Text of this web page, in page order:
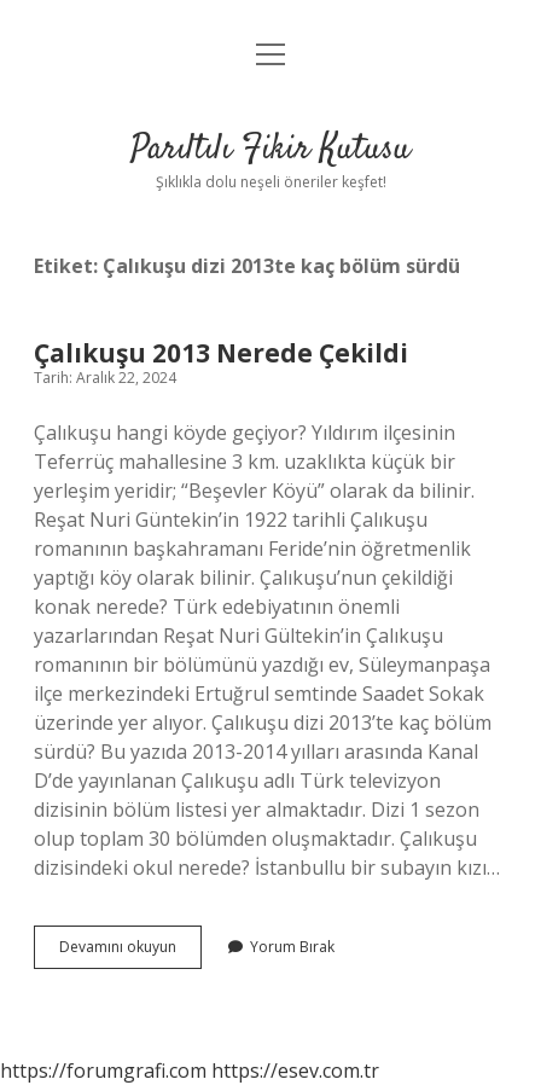
Anasayfa
Yasal Uyarı
menüyü
Parıltılı Fikir Kutusu
Şıklıkla dolu neşeli öneriler keşfet!
Etiket: Çalıkuşu dizi 2013te kaç bölüm sürdü
Çalıkuşu 2013 Nerede Çekildi
Tarih: Aralık 22, 2024
Çalıkuşu hangi köyde geçiyor? Yıldırım ilçesinin
Teferrüç mahallesine 3 km. uzaklıkta küçük bir
yerleşim yeridir; “Beşevler Köyü” olarak da bilinir.
Reşat Nuri Güntekin’in 1922 tarihli Çalıkuşu
romanının başkahramanı Feride’nin öğretmenlik
yaptığı köy olarak bilinir. Çalıkuşu’nun çekildiği
konak nerede? Türk edebiyatının önemli
yazarlarından Reşat Nuri Gültekin’in Çalıkuşu
romanının bir bölümünü yazdığı ev, Süleymanpaşa
ilçe merkezindeki Ertuğrul semtinde Saadet Sokak
üzerinde yer alıyor. Çalıkuşu dizi 2013’te kaç bölüm
sürdü? Bu yazıda 2013-2014 yılları arasında Kanal
D’de yayınlanan Çalıkuşu adlı Türk televizyon
dizisinin bölüm listesi yer almaktadır. Dizi 1 sezon
olup toplam 30 bölümden oluşmaktadır. Çalıkuşu
dizisindeki okul nerede? İstanbullu bir subayın kızı…
Devamını okuyun Çalıkuşu
2013
Yorum Bırak
https://forumgrafi.com https://esev.com.tr